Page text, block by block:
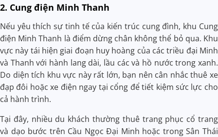
2. Cung điện Minh Thanh
Nếu yêu thích sự tinh tế của kiến trúc cung đình, khu Cung
điện Minh Thanh là điểm dừng chân không thể bỏ qua. Khu
vực này tái hiện giai đoạn huy hoàng của các triều đại Minh
và Thanh với hành lang dài, lầu các và hồ nước trong xanh.
Do diện tích khu vực này rất lớn, bạn nên cân nhắc thuê xe
đạp đôi hoặc xe điện ngay tại cổng để tiết kiệm sức lực cho
cả hành trình.
Tại đây, nhiều du khách thường thuê trang phục cổ trang
và dạo bước trên Cầu Ngọc Đại Minh hoặc trong Sân Thái